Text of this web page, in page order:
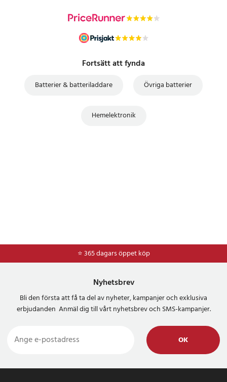
Fortsätt att fynda
Batterier & batteriladdare Övriga batterier
Hemelektronik
⭐ 365 dagars öppet köp
⭐Frakt 49kr *
Nyhetsbrev
Bli den första att få ta del av nyheter, kampanjer och exklusiva
erbjudanden Anmäl dig till vårt nyhetsbrev och SMS-kampanjer.
OK